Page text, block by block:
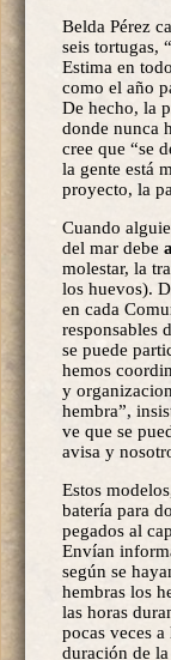
Belda Pérez
seis tortugas,
Estima en
como el año
De hecho, la
donde nunca
cree que “se
la gente está
proyecto, la
Cuando
del mar debe
molestar, la
los huevos).
en cada
responsables
se puede
hemos
y
hembra”,
ve que se
avisa y
Estos
batería para
pegados al
Envían
según se
hembras los
las horas
pocas veces
duración de